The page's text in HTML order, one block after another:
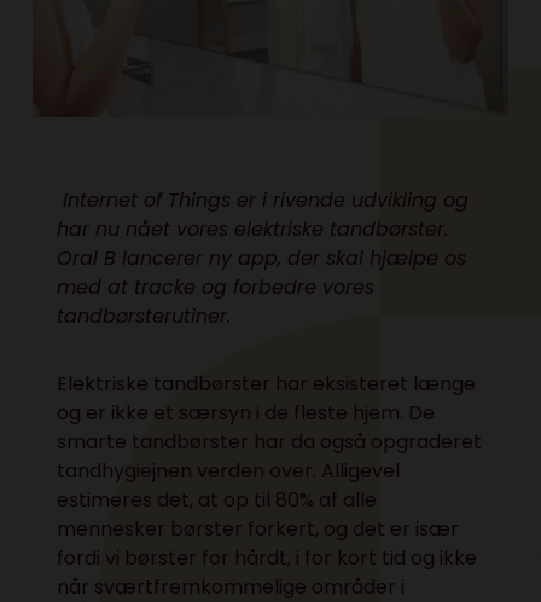
Internet of Things er i rivende udvikling og
har nu nået vores elektriske tandbørster.
Oral B lancerer ny app, der skal hjælpe os
med at tracke og forbedre vores
tandbørsterutiner.
Elektriske tandbørster har eksisteret længe
og er ikke et særsyn i de fleste hjem. De
smarte tandbørster har da også opgraderet
tandhygiejnen verden over. Alligevel
estimeres det, at op til 80% af alle
mennesker børster forkert, og det er især
fordi vi børster for hårdt, i for kort tid og ikke
når sværtfremkommelige områder i